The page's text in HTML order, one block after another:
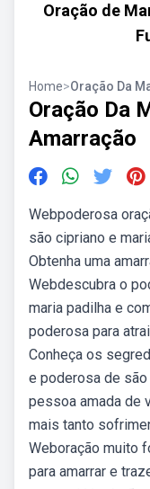
Oração de
Home>Oração Da
Oração Da
Amarração
Webpoderosa
são cipriano e
Obtenha uma
Webdescubra o
maria padilha e
poderosa para
Conheça os
e poderosa de são
pessoa amada de
mais tanto
Weboração muito
para amarrar e